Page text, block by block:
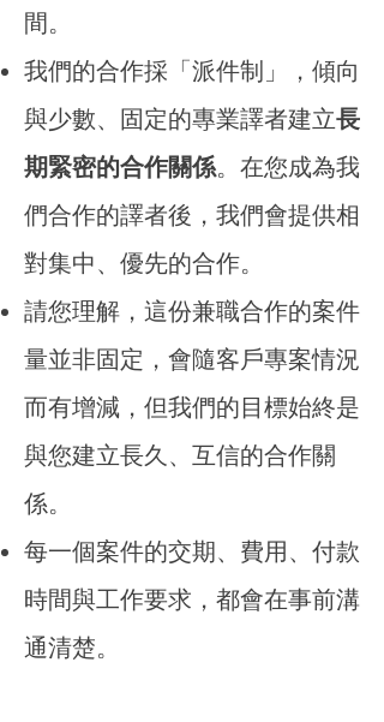
間。
我們的合作採「派件制」，傾向
與少數、固定的專業譯者建立長
期緊密的合作關係。在您成為我
們合作的譯者後，我們會提供相
對集中、優先的合作。
請您理解，這份兼職合作的案件
量並非固定 ，會隨客戶專案情況
而有增減，但我們的目標始終是
與您建立長久、互信的合作關
係。
每一個案件的交期、費用、付款
時間與工作要求，都會在事前溝
通清楚。